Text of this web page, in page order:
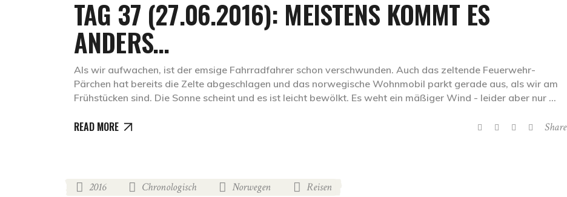
TAG 37 (27.06.2016): MEISTENS KOMMT ES
ANDERS…
Als wir aufwachen, ist der emsige Fahrradfahrer schon verschwunden. Auch das zeltende Feuerwehr-
Pärchen hat bereits die Zelte abgeschlagen und das norwegische Wohnmobil parkt gerade aus, als wir am
Frühstücken sind. Die Sonne scheint und es ist leicht bewölkt. Es weht ein mäßiger Wind - leider aber nur
READ MORE Share
2016 Chronologisch Norwegen Reisen